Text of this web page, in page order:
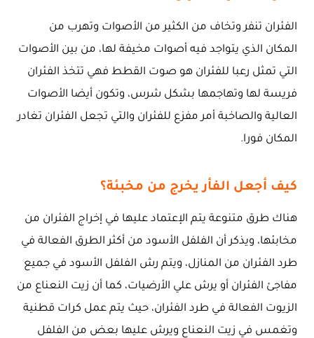
الفئران تنفر وتخاف من الكثير من الأصوات وتهرب من
المكان الذي يتواجد فيه أصوات مخيفة لها، من بين الأصوات
التي تمثل رعبا للفئران هو صوت القطط فهي تتخذ الفئران
فريسة لها وتهاجمها بشكل شرس، وتكون أيضا الأصوات
العالية والصاخبة أمر مفزع للفئران والتي تجعل الفئران تغادر
المكان فورا.
كيف أجعل الفأر يخرج من مخبئة؟
هناك طرق متنوعة يتم الإعتماد عليها في إخراج الفئران من
مخابئها، ويذكر أن الفلفل الأسود من أكثر الطرق الفعالة في
طرد الفئران من المنازل، ويتم رش الفلفل الأسود في جميع
مفاجئ الفئران أو يرش علي الأرضيات، كما أن زيت النعناع من
الزيوت الفعالة في طرد الفئران، حيث يتم عمل كرات قطنية
وتغمس في زيت النعناع ويرش عليها بعض من الفلفل